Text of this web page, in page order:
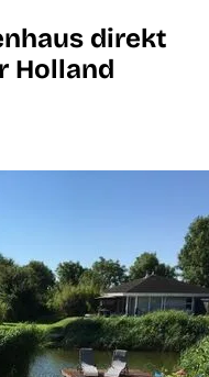
direkt
Holland